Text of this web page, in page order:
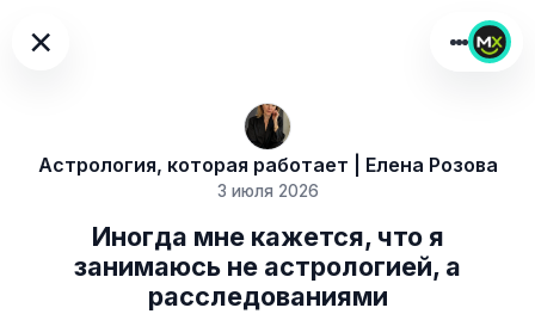
×
Астрология, которая работает | Елена Розова
3 июля 2026
Иногда мне кажется, что я
занимаюсь не астрологией, а
расследованиями